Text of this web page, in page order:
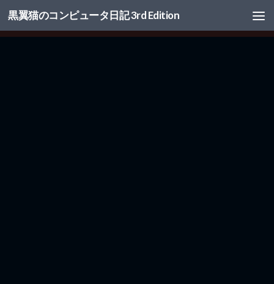
コンテンツへスキップ
黒翼猫のコンピュータ日記 3rd Edition